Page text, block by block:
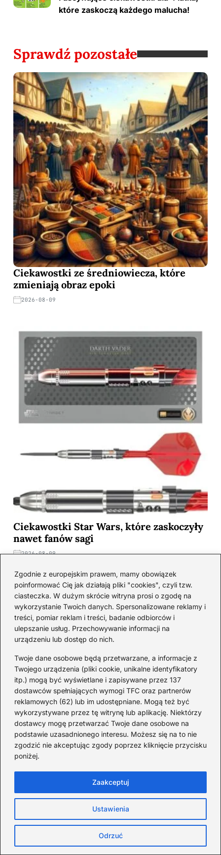
Zgodnie z europejskim prawem, mamy obowiązek
poinformować Cię jak działają pliki "cookies", czyli tzw.
ciasteczka. W dużym skrócie witryna prosi o zgodę na
wykorzystanie Twoich danych. Spersonalizowane reklamy i
treści, pomiar reklam i treści, badanie odbiorców i
ulepszanie usług. Przechowywanie informacji na
urządzeniu lub dostęp do nich.
Twoje dane osobowe będą przetwarzane, a informacje z
Twojego urządzenia (pliki cookie, unikalne identyfikatory
itp.) mogą być wyświetlane i zapisywane przez 137
dostawców spełniających wymogi TFC oraz partnerów
reklamowych (62) lub im udostępniane. Mogą też być
wykorzystywane przez tę witrynę lub aplikację. Niektórzy
dostawcy mogę przetwarzać Twoje dane osobowe na
podstawie uzasadnionego interesu. Możesz się na to nie
zgodzić nie akceptując zgody poprzez kliknięcie przycisku
poniżej.
Ustawienia
Odrzuć
Zaakceptuj
które zaskoczą każdego malucha!
Sprawdź pozostałe
Ciekawostki ze średniowiecza, które
zmieniają obraz epoki
2026-08-09
Ciekawostki Star Wars, które zaskoczyły
nawet fanów sagi
2026-08-09
Informacje i ciekawostki ze świata, nauki
2026-08-08